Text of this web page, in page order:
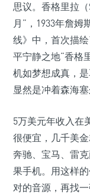
思议。香格里拉
月”，1933年詹姆
线》中，首次描
平宁静之地“香格
机如梦想成真，
显然是冲着森海
5万美元年收入在
很便宜，几千美
奔驰、宝马、雷
果手机。用这样
对的音源，再找